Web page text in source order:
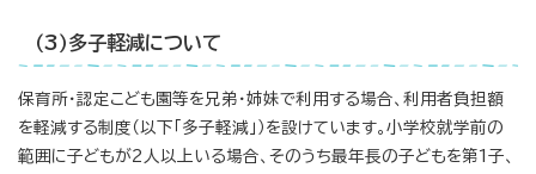
（3）多子軽減について
保育所・認定こども園等を兄弟・姉妹で利用する場合、利用者負担額
を軽減する制度（以下「多子軽減」）を設けています。小学校就学前の
範囲に子どもが2人以上いる場合、そのうち最年長の子どもを第1子、